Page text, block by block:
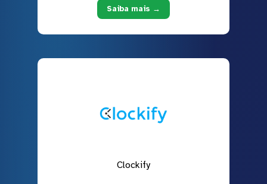
Saiba mais →
Clockify